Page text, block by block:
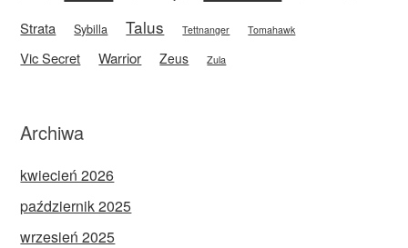
Strata Sybilla Talus Tettnanger Tomahawk
Vic Secret Warrior Zeus Zula
Archiwa
kwiecień 2026
październik 2025
wrzesień 2025